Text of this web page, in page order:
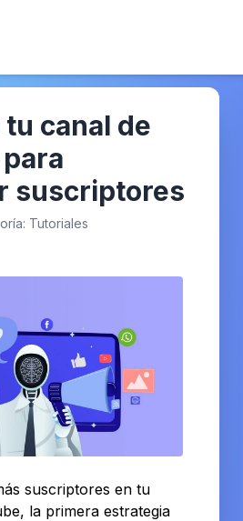
canal de
suscriptores
Tutoriales
suscriptores en tu
la primera estrategia